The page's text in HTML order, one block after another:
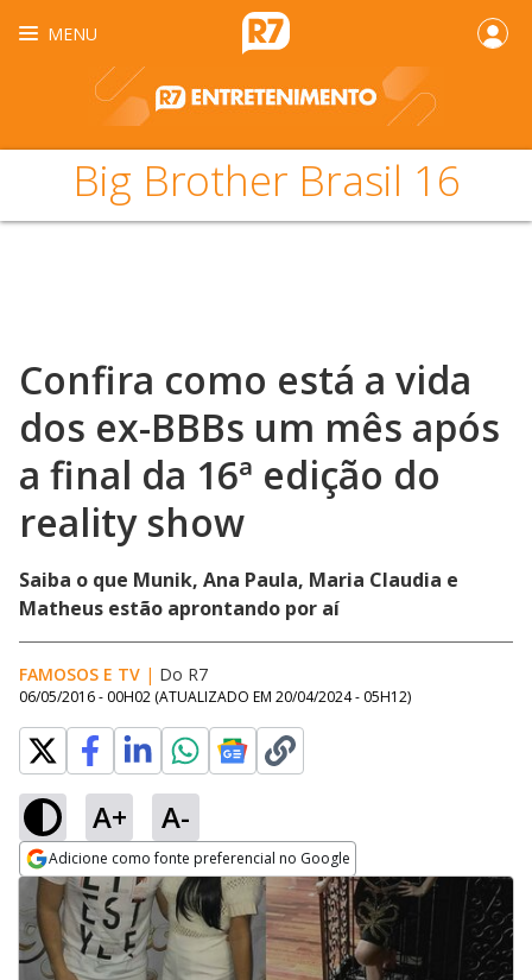
MENU
Big Brother Brasil 16
Confira como está a vida
dos ex-BBBs um mês após
a final da 16ª edição do
reality show
Saiba o que Munik, Ana Paula, Maria Claudia e
Matheus estão aprontando por aí
FAMOSOS E TV | Do R7
06/05/2016 - 00H02 (ATUALIZADO EM 20/04/2024 - 05H12)
A+ A-
Adicione como fonte preferencial no Google
Opens in new window